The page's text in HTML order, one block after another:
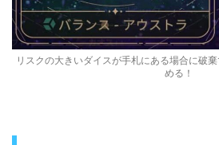
リスクの大きいダイスが手札にある場合に破
める！